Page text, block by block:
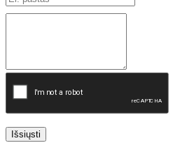
Išsiųsti